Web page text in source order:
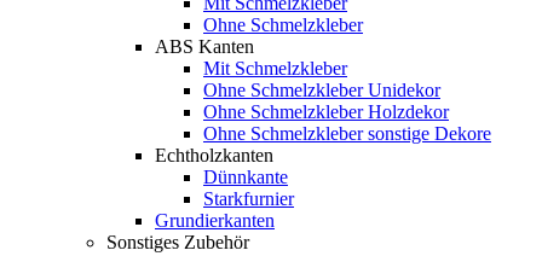
Ohne Schmelzkleber
ABS Kanten
Mit Schmelzkleber
Ohne Schmelzkleber Unidekor
Ohne Schmelzkleber Holzdekor
Ohne Schmelzkleber sonstige Dekore
Echtholzkanten
Dünnkante
Starkfurnier
Grundierkanten
Sonstiges Zubehör